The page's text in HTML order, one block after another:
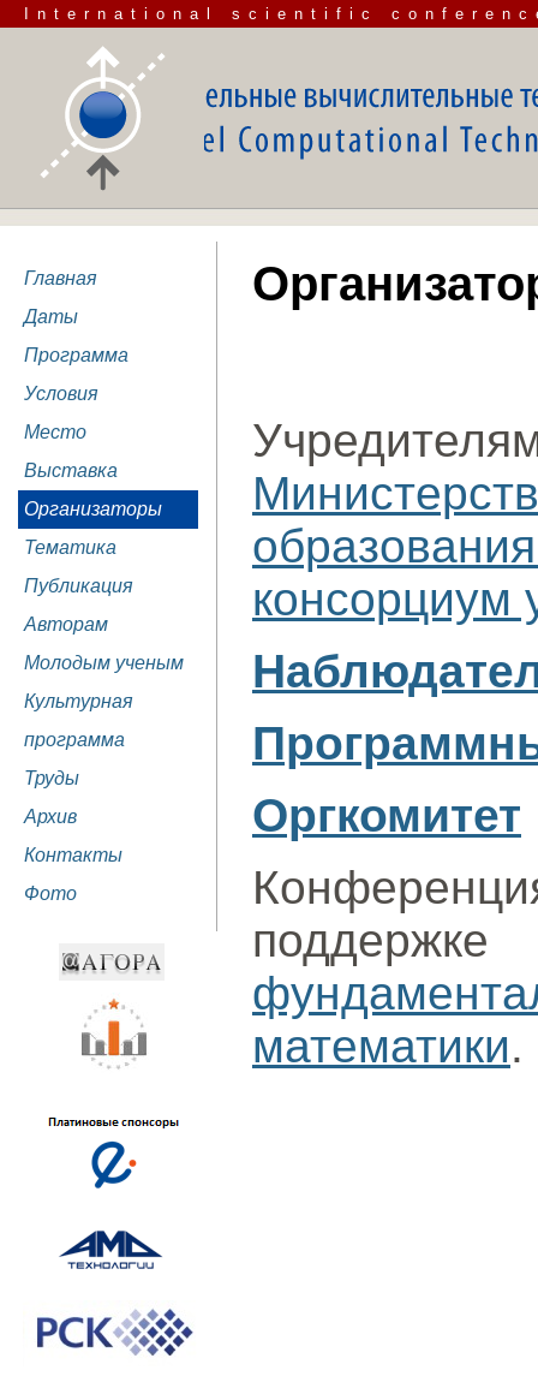
International scientific
Главная
Даты
Программа
Условия
Место
Выставка
Организаторы
Тематика
Публикация
Авторам
Молодым ученым
Культурная
программа
Труды
Архив
Контакты
Фото
консорциум
Оргкомитет
математики.